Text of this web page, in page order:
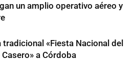
un amplio operativo aéreo y
tradicional «Fiesta Nacional del
Casero» a Córdoba